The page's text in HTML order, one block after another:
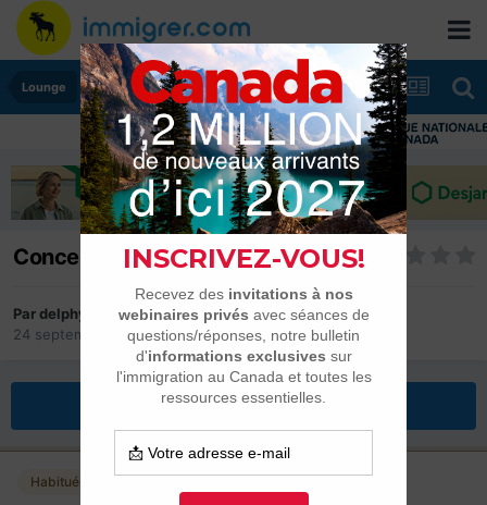
Lounge
Concert Lynda Lemay
Pardelphybambi
24 septembre 2010dans Lounge
Répondre à ce sujet
Habitués